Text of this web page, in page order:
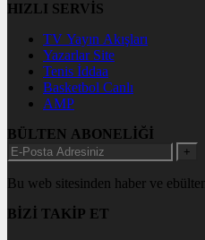
HIZLI SERVİS
TV Yayın Akışları
Yazarlar Site
Tenis İddaa
Basketbol Canlı
AMP
BÜLTEN ABONELİĞİ
+
Bu web sitesinden haber ve
BİZİ TAKİP ET